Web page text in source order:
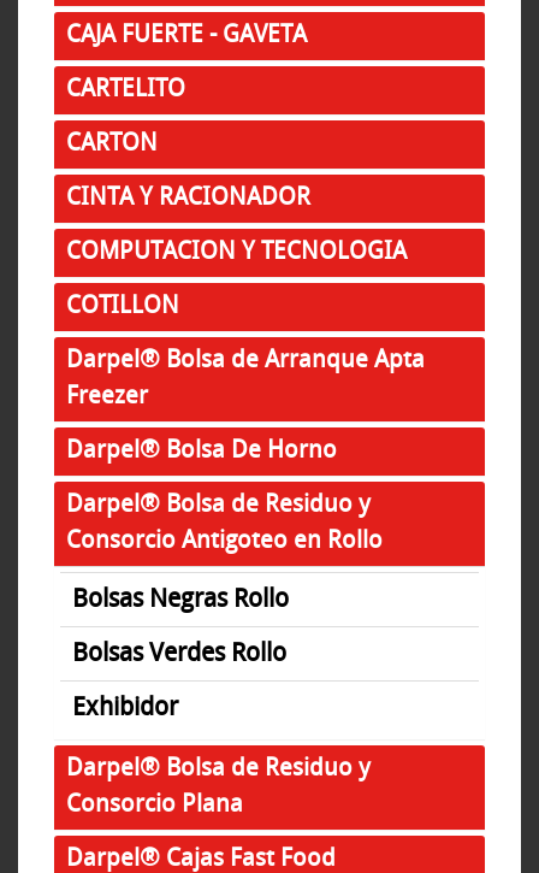
CAJA FUERTE - GAVETA
CARTELITO
CARTON
CINTA Y RACIONADOR
COMPUTACION Y TECNOLOGIA
COTILLON
Darpel® Bolsa de Arranque Apta
Freezer
Darpel® Bolsa De Horno
Darpel® Bolsa de Residuo y
Consorcio Antigoteo en Rollo
Bolsas Negras Rollo
Bolsas Verdes Rollo
Exhibidor
Darpel® Bolsa de Residuo y
Consorcio Plana
Darpel® Cajas Fast Food